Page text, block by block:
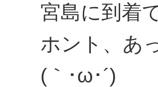
宮島に到着
ホント、あ
(｀･ω･´)